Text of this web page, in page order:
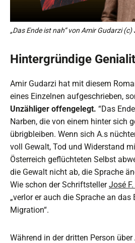
„Das Ende ist nah“ von Amir Gudarzi
Hintergründige
Amir Gudarzi hat mit diesem
eines Einzelnen aufgeschrieben,
Unzähliger offengelegt. “Das
Narben, die von einem hinter sich
übrigbleiben. Wenn sich A.s
voll Gewalt, Tod und Widerstand
Österreich geflüchteten Selbst
die Gewalt nicht ab, die Sprache
Wie schon der SchriftstellerJosé
„verlor er auch die Sprache an das
Migration“.
Während in der dritten Person